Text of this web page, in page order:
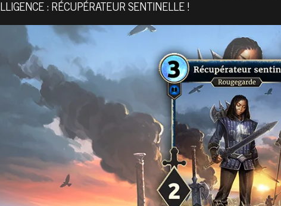
Legends 29 juillet 2019
ELDER
: RÉCUPÉRATEUR SENTINELLE !